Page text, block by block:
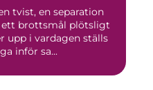
tvist, en separation
ett brottsmål plötsligt
upp i vardagen ställs
inför sa...